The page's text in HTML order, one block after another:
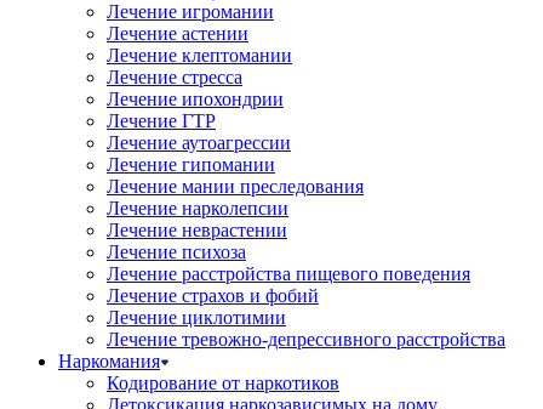
Лечение игромании
Лечение астении
Лечение клептомании
Лечение стресса
Лечение ипохондрии
Лечение ГТР
Лечение аутоагрессии
Лечение гипомании
Лечение мании преследования
Лечение нарколепсии
Лечение неврастении
Лечение психоза
Лечение расстройства пищевого поведения
Лечение страхов и фобий
Лечение циклотимии
Лечение тревожно-депрессивного расстройства
Наркомания
Кодирование от наркотиков
Детоксикация наркозависимых на дому